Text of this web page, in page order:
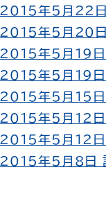
2015年5月22日
2015年5月20日
2015年5月19日
2015年5月19日
2015年5月15日
2015年5月12日
2015年5月12日
2015年5月8日